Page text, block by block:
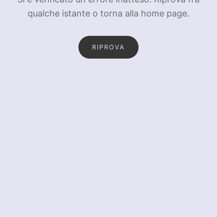
qualche istante o torna alla home page.
RIPROVA